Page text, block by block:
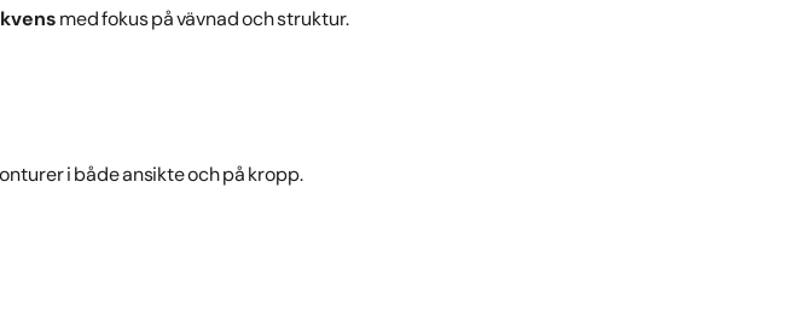
med fokus på vävnad och struktur.
i både ansikte och på kropp.